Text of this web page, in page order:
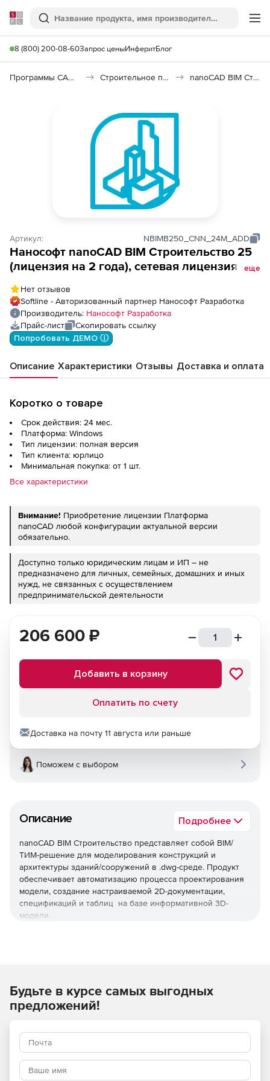
Softline
Поиск
8 (800) 200-08-60Запрос ценыИнферитБлог
Программы САПР и ГИС Строительное программное обеспечение nanoCAD BIM Строительство
Артикул: NBIMB250_CNN_24M_ADD
Нанософт nanoCAD BIM Строительство 25
(лицензия на 2 года), сетевая лицензия,
еще
Нет отзывов
Softline - Авторизованный партнер Нанософт Разработка
Производитель: Нанософт Разработка
Прайс-лист
Скопировать ссылку
Попробовать ДЕМО ⓘ
Описание Характеристики Отзывы Доставка и оплата
Коротко о товаре
Срок действия: 24 мес.
Платформа: Windows
Тип лицензии: полная версия
Тип клиента: юрлицо
Минимальная покупка: от 1 шт.
Все характеристики
Внимание! Приобретение лицензии Платформа
nanoCAD любой конфигурации актуальной версии
обязательно.
Доступно только юридическим лицам и ИП – не
предназначено для личных, семейных, домашних и иных
нужд, не связанных с осуществлением
предпринимательской деятельности
Описание Подробнее
nanoCAD BIM Строительство представляет собой BIM/
ТИМ-решение для моделирования конструкций и
архитектуры зданий/сооружений в .dwg-среде. Продукт
обеспечивает автоматизацию процесса проектирования
модели, создание настраиваемой 2D-документации,
спецификаций и таблиц на базе информативной 3D-
модели.
Основные преимущества
Моделирование вместо черчения
Удобные базовые опции, такие как стена, перекрытие,
кровля, балка и колонна, металлическая пластина,
стержень армирования и многие другие обеспечивает
создание максимально детальной 3D-модели конструкции
206 600 ₽
Добавить в корзину
Оплатить по счету
Доставка на почту 11 августа или раньше
Поможем с выбором
Будьте в курсе самых выгодных
предложений!